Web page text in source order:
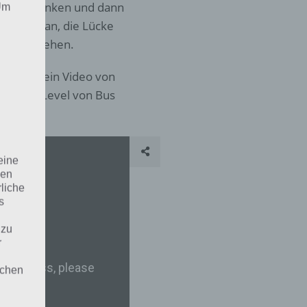
links lenken und dann
an, die Lücke
es gehen.
gibt es ein Video von
diese Level von Bus